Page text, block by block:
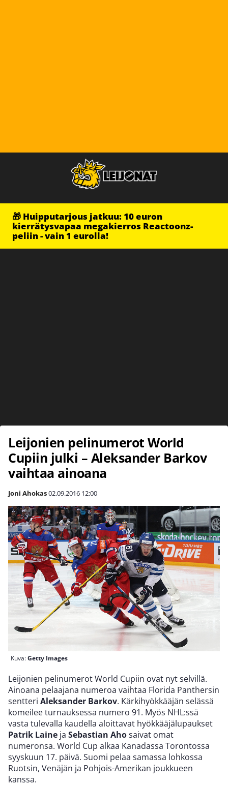
🎁 Huipputarjous jatkuu: 10 euron
kierrätysvapaa megakierros Reactoonz-
peliin - vain 1 eurolla!
Leijonien pelinumerot World
Cupiin julki – Aleksander Barkov
vaihtaa ainoana
Joni Ahokas02.09.2016 12:00
Kuva:Getty Images
Leijonien pelinumerot World Cupiin ovat nyt selvillä.
Ainoana pelaajana numeroa vaihtaa Florida Panthersin
sentteri Aleksander Barkov. Kärkihyökkääjän selässä
komeilee turnauksessa numero 91. Myös NHL:ssä
vasta tulevalla kaudella aloittavat hyökkääjälupaukset
Patrik Laine ja Sebastian Ahosaivat omat
numeronsa. World Cup alkaa Kanadassa Torontossa
syyskuun 17. päivä. Suomi pelaa samassa lohkossa
Ruotsin, Venäjän ja Pohjois-Amerikan joukkueen
kanssa.